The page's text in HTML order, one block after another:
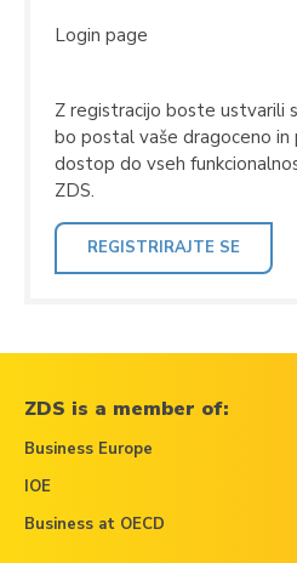
Login page
Z registracijo boste ustvarili
bo postal vaše dragoceno in
dostop do vseh
ZDS.
REGISTRIRAJTE SE
ZDS is a member of:
Business Europe
IOE
Business at OECD